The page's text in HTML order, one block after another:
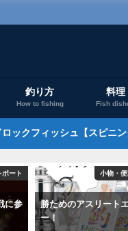
釣り方
How to fishing
料理
Fish
ックフィッシュ【スピニン
ポート
に参
小物・
勝ためのアスリート
ー！